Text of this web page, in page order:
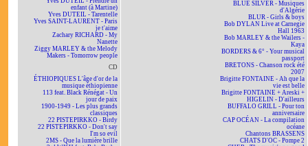
enfant (à Martine)
Yves DUTEIL - Tarentelle
Yves SAINT-LAURENT - Paris
je t'aime
Zachary RICHARD - My
Nanette
Ziggy MARLEY & the Melody
Makers - Tomorrow people
CD
ÉTHIOPIQUES L'âge d'or de la
musique éthiopienne
113 feat. Black Rénégat - Un
jour de paix
1900-1949 - Les plus grands
classiques
22 PISTEPIRKKO - Birdy
22 PISTEPIRKKO - Don't say
I'm so evil
2MS - Que la lumière brille
BLUE SILVER - Musiques
d'Algérie
BLUR - Girls & boys
Bob DYLAN Live at Carnegie
Hall 1963
Bob MARLEY & the Wailers -
Kaya
BORDERS & 6° - Your musical
passport
BRETONS - Chanson rock été
2007
Brigitte FONTAINE - Ah que la
vie est belle
Brigitte FONTAINE + Areski +
HIGELIN - D'ailleurs
BUFFALO GRILL - Pour ton
anniversaire
CAP OCÉAN - La compilation
océane
Chantons BRASSENS
CHATS D'OC - Pompe 2